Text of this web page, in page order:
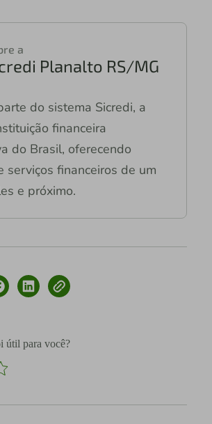
a
Planalto RS/MG
do sistema Sicredi, a
financeira
do Brasil, oferecendo
serviços financeiros de um
e próximo.
útil para você?